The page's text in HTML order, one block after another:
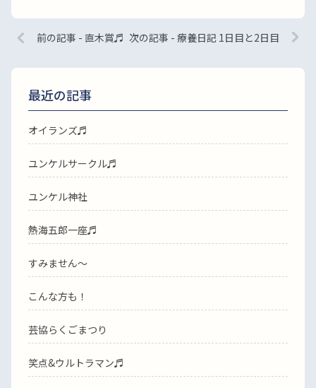
前の記事 - 直木賞♬ 次の記事 - 療養日記 1日目と2日目
最近の記事
オイランズ♬
ユンケルサークル♬
ユンケル神社
熱海五郎一座♬
すみません〜
こんな方も！
芸協らくごまつり
笑点&ウルトラマン♬